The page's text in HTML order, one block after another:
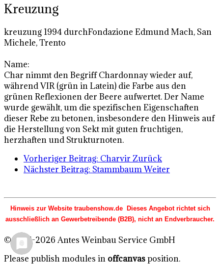
Kreuzung
kreuzung 1994 durchFondazione Edmund Mach, San
Michele, Trento
Name:
Char nimmt den Begriff Chardonnay wieder auf,
während VIR (grün in Latein) die Farbe aus den
grünen Reflexionen der Beere aufwertet. Der Name
wurde gewählt, um die spezifischen Eigenschaften
dieser Rebe zu betonen, insbesondere den Hinweis auf
die Herstellung von Sekt mit guten fruchtigen,
herzhaften und Strukturnoten.
Vorheriger Beitrag: Charvir Zurück
Nächster Beitrag: StammbaumWeiter
Hinweis zur Website traubenshow.de Dieses Angebot richtet sich
ausschließlich an Gewerbetreibende (B2B), nicht an Endverbraucher.
© 2015-2026 Antes Weinbau Service GmbH
Please publish modules in offcanvasposition.